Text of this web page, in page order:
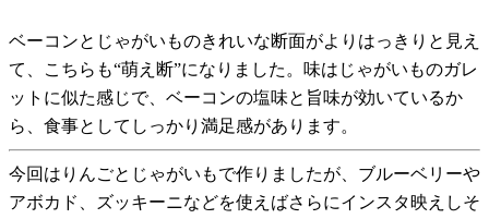
ベーコンとじゃがいものきれいな断面がよりはっきりと見え
て、こちらも“萌え断”になりました。味はじゃがいものガレ
ットに似た感じで、ベーコンの塩味と旨味が効いているか
ら、食事としてしっかり満足感があります。
今回はりんごとじゃがいもで作りましたが、ブルーベリーや
アボカド、ズッキーニなどを使えばさらにインスタ映えしそ